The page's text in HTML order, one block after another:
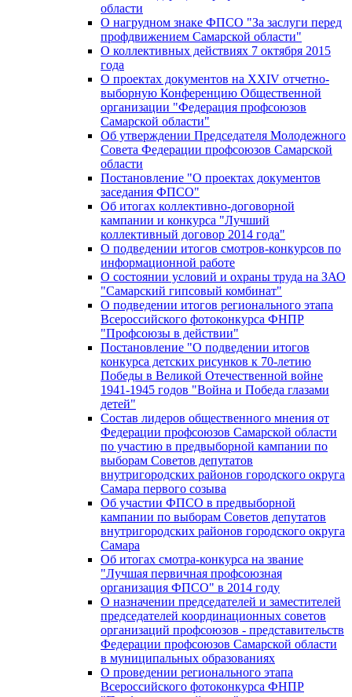
области
О нагрудном знаке ФПСО "За заслуги перед
профдвижением Самарской области"
О коллективных действиях 7 октября 2015
года
О проектах документов на XXIV отчетно-
выборную Конференцию Общественной
организации "Федерация профсоюзов
Самарской области"
Об утверждении Председателя Молодежного
Совета Федерации профсоюзов Самарской
области
Постановление "О проектах документов
заседания ФПСО"
Об итогах коллективно-договорной
кампании и конкурса "Лучший
коллективный договор 2014 года"
О подведении итогов смотров-конкурсов по
информационной работе
О состоянии условий и охраны труда на ЗАО
"Самарский гипсовый комбинат"
О подведении итогов регионального этапа
Всероссийского фотоконкурса ФНПР
"Профсоюзы в действии"
Постановление "О подведении итогов
конкурса детских рисунков к 70-летию
Победы в Великой Отечественной войне
1941-1945 годов "Война и Победа глазами
детей"
Состав лидеров общественного мнения от
Федерации профсоюзов Самарской области
по участию в предвыборной кампании по
выборам Советов депутатов
внутригородских районов городского округа
Самара первого созыва
Об участии ФПСО в предвыборной
кампании по выборам Советов депутатов
внутригородских районов городского округа
Самара
Об итогах смотра-конкурса на звание
"Лучшая первичная профсоюзная
организация ФПСО" в 2014 году
О назначении председателей и заместителей
председателей координационных советов
организаций профсоюзов - представительств
Федерации профсоюзов Самарской области
в муниципальных образованиях
О проведении регионального этапа
Всероссийского фотоконкурса ФНПР